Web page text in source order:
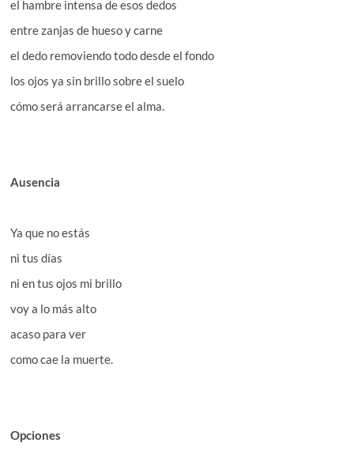
el hambre intensa de esos dedos
entre zanjas de hueso y carne
el dedo removiendo todo desde el fondo
los ojos ya sin brillo sobre el suelo
cómo será arrancarse el alma.
Ausencia
Ya que no estás
ni tus días
ni en tus ojos mi brillo
voy a lo más alto
acaso para ver
como cae la muerte.
Opciones